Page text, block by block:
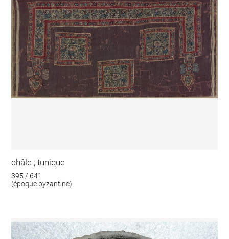
châle ; tunique
395 / 641
(époque byzantine)